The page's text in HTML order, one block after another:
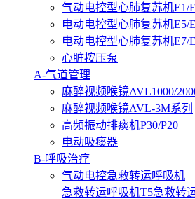
气动电控型心肺复苏机E1/
电动电控型心肺复苏机E5/
电动电控型心肺复苏机E7/
心脏按压泵
A-气道管理
麻醉视频喉镜AVL1000/
麻醉视频喉镜AVL-3M系列
高频振动排痰机P30/P20
电动吸痰器
B-呼吸治疗
气动电控急救转运呼吸机
急救转运呼吸机T5急救转